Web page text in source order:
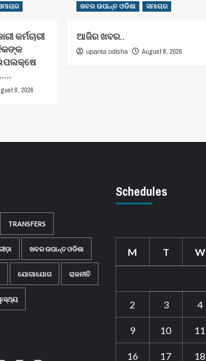
କର୍ମଚାରୀ
8, 2026
ଖବର ଉପାନ୍ତ ଓଡିଶା ସମାଚାର
ଆଜିର ଖବର..
upanta odisha August 8, 2026
TRANSFERS
ଖବର ଉପାନ୍ତ ଓଡିଶା
ଯୋଗାଯୋଗ ରାଜନୀତି
Schedules
M T W
2 3 4
9 10 11
16 17 18